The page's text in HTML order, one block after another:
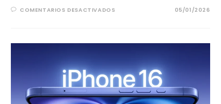
COMENTARIOS DESACTIVADOS 05/01/2026